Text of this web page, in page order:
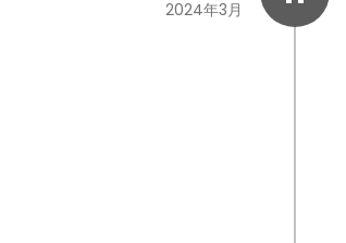
2024年3月